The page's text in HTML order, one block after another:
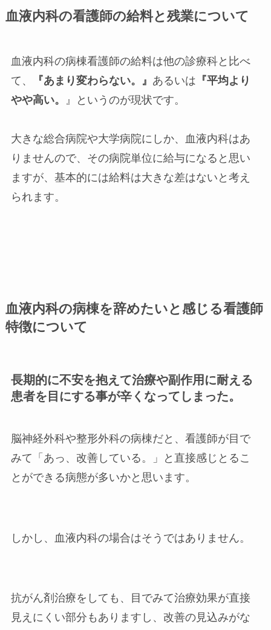
血液内科の看護師の給料と残業について
血液内科の病棟看護師の給料は他の診療科と比べ
て、
『あまり変わらない。』 あるいは 『平均より
やや高い。
』というのが現状です。
大きな総合病院や大学病院にしか、血液内科はあ
りませんので、その病院単位に給与になると思い
ますが、基本的には給料は大きな差はないと考え
られます。
血液内科の病棟を辞めたいと感じる看護師
特徴について
長期的に不安を抱えて治療や副作用に耐える
患者を目にする事が辛くなってしまった。
脳神経外科や整形外科の病棟だと、看護師が目で
みて「あっ、改善している。」と直接感じとるこ
とができる病態が多いかと思います。
しかし、血液内科の場合はそうではありません。
抗がん剤治療をしても、目でみて治療効果が直接
見えにくい部分もありますし、改善の見込みがな